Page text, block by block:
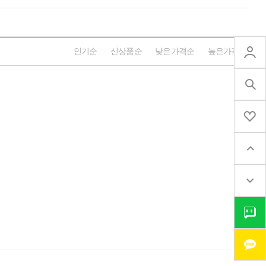
인기순 신상품순 낮은가격순 높은가격순